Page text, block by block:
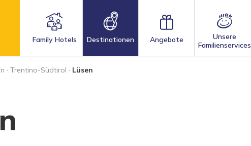
Family Hotels Destinationen Angebote
Unsere
Familienservices
· Trentino-Südtirol · Lüsen